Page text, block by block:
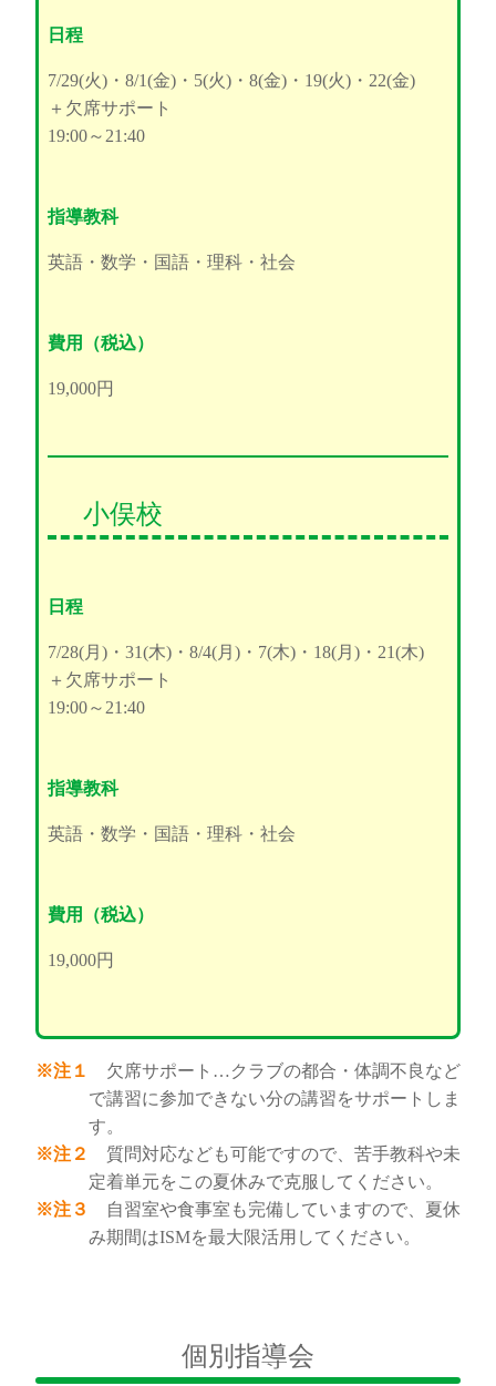
日程
7/29(火)・8/1(金)・5(火)・8(金)・19(火)・22(金)
＋欠席サポート
19:00～21:40
指導教科
英語・数学・国語・理科・社会
費用（税込）
19,000円
小俣校
日程
7/28(月)・31(木)・8/4(月)・7(木)・18(月)・21(木)
＋欠席サポート
19:00～21:40
指導教科
英語・数学・国語・理科・社会
費用（税込）
19,000円
※注１
欠席サポート…クラブの都合・体調不良など
で講習に参加できない分の講習をサポートしま
す。
※注２
質問対応なども可能ですので、苦手教科や未
定着単元をこの夏休みで克服してください。
※注３
自習室や食事室も完備していますので、夏休
み期間はISMを最大限活用してください。
個別指導会